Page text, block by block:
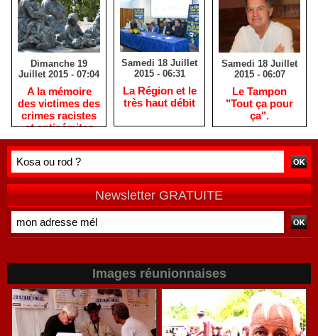
Dimanche 19
Juillet 2015 - 07:04
A la mémoire
des victimes des
crimes racistes
et antisémites
Samedi 18 Juillet
2015 - 06:31
La Région et le
très haut débit
Samedi 18 Juillet
2015 - 06:07
Le Tampon
"Tout ça pour
ça".
Newsletter GRATUITE
Images réunionnaises